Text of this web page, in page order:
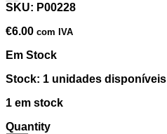
SKU: P00228
€6.00 com IVA
Em Stock
Stock: 1 unidades disponíveis
1 em stock
Quantity